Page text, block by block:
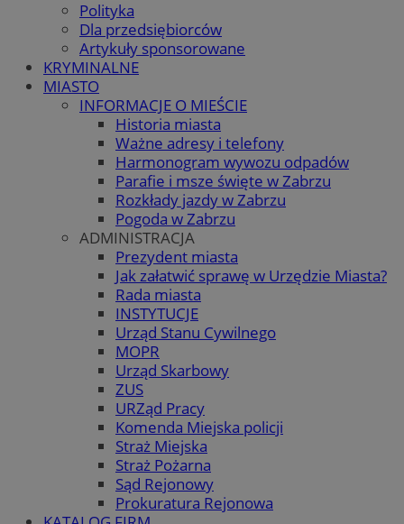
Polityka
Dla przedsiębiorców
Artykuły sponsorowane
KRYMINALNE
MIASTO
INFORMACJE O MIEŚCIE
Historia miasta
Ważne adresy i telefony
Harmonogram wywozu odpadów
Parafie i msze święte w Zabrzu
Rozkłady jazdy w Zabrzu
Pogoda w Zabrzu
ADMINISTRACJA
Prezydent miasta
Jak załatwić sprawę w Urzędzie Miasta?
Rada miasta
INSTYTUCJE
Urząd Stanu Cywilnego
MOPR
Urząd Skarbowy
ZUS
URZąd Pracy
Komenda Miejska policji
Straż Miejska
Straż Pożarna
Sąd Rejonowy
Prokuratura Rejonowa